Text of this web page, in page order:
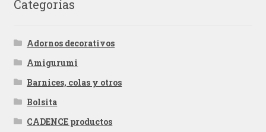
Categorías
Adornos decorativos
Amigurumi
Barnices, colas y otros
Bolsita
CADENCE productos